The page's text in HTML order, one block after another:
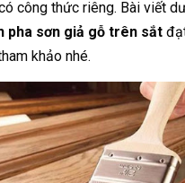
công thức riêng. Bài viết
pha sơn giả gỗ trên sắt
khảo nhé.